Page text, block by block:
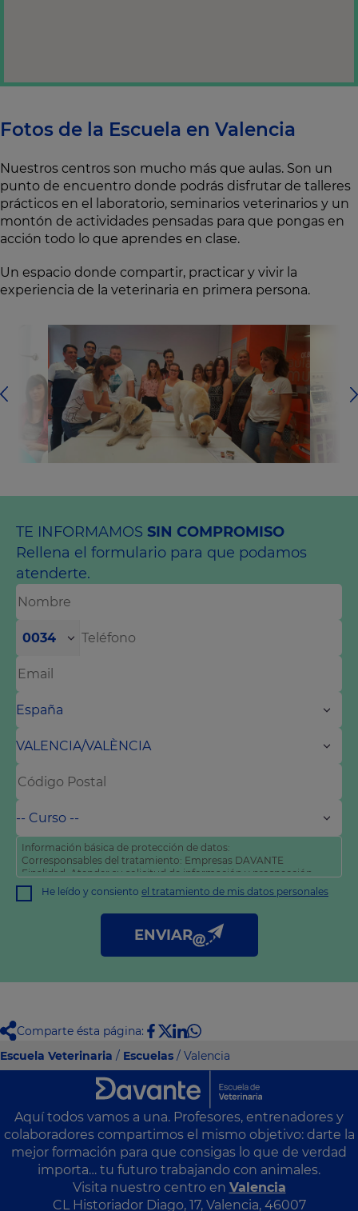
Fotos de la Escuela en Valencia
Nuestros centros son mucho más que aulas. Son un
punto de encuentro donde podrás disfrutar de talleres
prácticos en el laboratorio, seminarios veterinarios y un
montón de actividades pensadas para que pongas en
acción todo lo que aprendes en clase.
Un espacio donde compartir, practicar y vivir la
experiencia de la veterinaria en primera persona.
TE INFORMAMOS SIN COMPROMISO
Rellena el formulario para que podamos
atenderte.
0034
Información básica de protección de datos:
Corresponsables del tratamiento: Empresas DAVANTE
Finalidad: Atender su solicitud de información y prospección
comercial
Derechos: Puede acceder, rectificar y suprimir sus datos, así
como otros derechos tal y como se explica en nuestra
He leído y consiento el tratamiento de mis datos personales
ENVIAR
Comparte ésta página:
Escuela Veterinaria / Escuelas / Valencia
Aquí todos vamos a una. Profesores, entrenadores y
colaboradores compartimos el mismo objetivo: darte la
mejor formación para que consigas lo que de verdad
importa… tu futuro trabajando con animales.
Visita nuestro centro en Valencia
CL Historiador Diago, 17, Valencia, 46007